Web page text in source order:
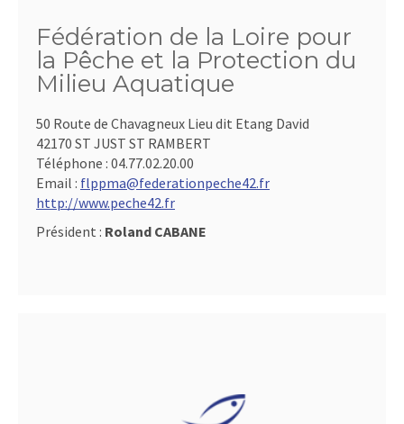
Fédération de la Loire pour
la Pêche et la Protection du
Milieu Aquatique
50 Route de Chavagneux Lieu dit Etang David
42170 ST JUST ST RAMBERT
Téléphone : 04.77.02.20.00
Email : flppma@federationpeche42.fr
http://www.peche42.fr
Président : Roland CABANE